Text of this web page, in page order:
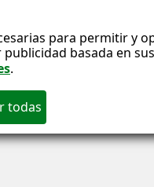
para permitir y
basada en
.